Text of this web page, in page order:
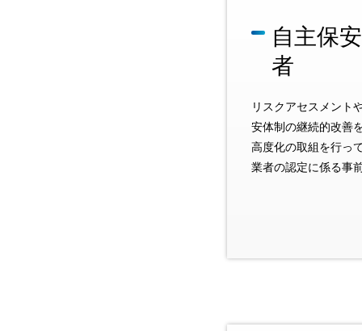
自主保
者
リスクアセスメント
安体制の継続的改善
高度化の取組を行っ
業者の認定に係る事